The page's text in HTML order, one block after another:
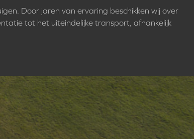
Door jaren van ervaring beschikken wij over
tot het uiteindelijke transport, afhankelijk